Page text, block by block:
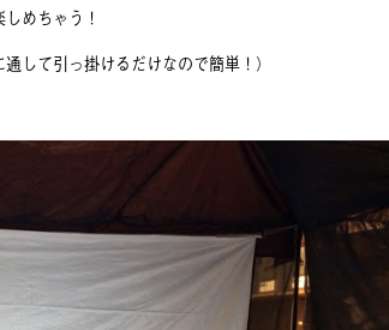
めちゃう！
して引っ掛けるだけなので簡単！）